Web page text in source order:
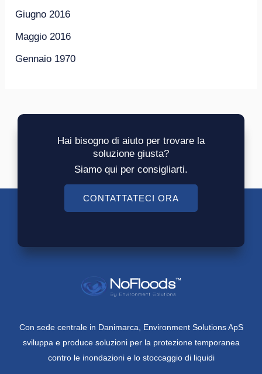
Giugno 2016
Maggio 2016
Gennaio 1970
Hai bisogno di aiuto per trovare la
soluzione giusta?
Siamo qui per consigliarti.
CONTATTATECI ORA
Con sede centrale in Danimarca, Environment Solutions ApS
sviluppa e produce soluzioni per la protezione temporanea
contro le inondazioni e lo stoccaggio di liquidi